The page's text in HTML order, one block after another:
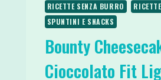
RICETTE SENZA BURRO
SPUNTINI E SNACKS
Bounty
Cioccolato Fit